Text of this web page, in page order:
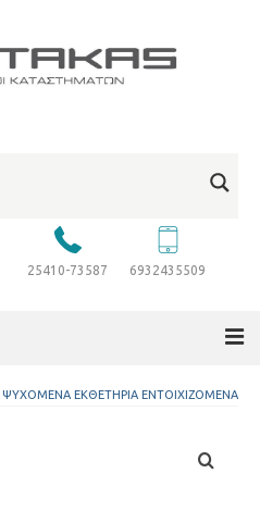
25410-73587 6932435509
ΨΥΧΌΜΕΝΑ ΕΚΘΕΤΉΡΙΑ ΕΝΤΟΙΧΙΖΌΜΕΝΑ